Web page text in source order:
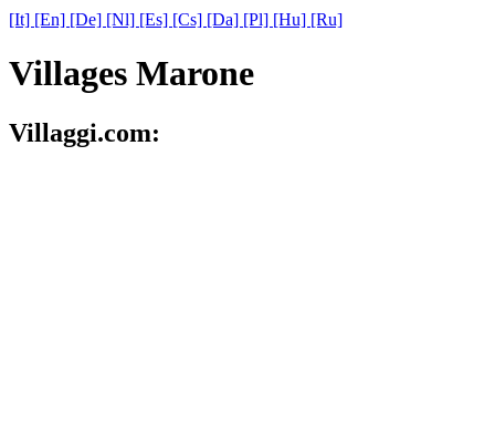
[It] [En] [De] [Nl] [Es] [Cs] [Da] [Pl] [Hu] [Ru]
Villages Marone
Villaggi.com: